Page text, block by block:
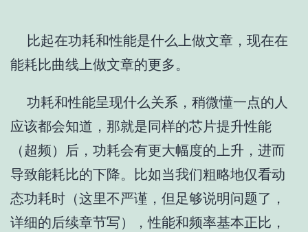
比起在功耗和性能是什么上做文章，现在在
能耗比曲线上做文章的更多。
功耗和性能呈现什么关系，稍微懂一点的人
应该都会知道，那就是同样的芯片提升性能
（超频）后，功耗会有更大幅度的上升，进而
导致能耗比的下降。比如当我们粗略地仅看动
态功耗时（这里不严谨，但足够说明问题了，
详细的后续章节写），性能和频率基本正比，